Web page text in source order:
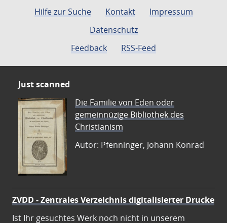
Hilfe zur Suche Kontakt
Impressum
Datenschutz
Feedback
RSS-Feed
Just scanned
Die Familie von Eden oder
gemeinnüzige Bibliothek des
Christianism
Autor: Pfenninger, Johann Konrad
ZVDD - Zentrales Verzeichnis digitalisierter Drucke
Ist Ihr gesuchtes Werk noch nicht in unserem